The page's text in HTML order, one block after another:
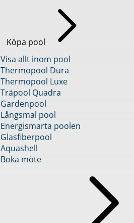
Köpa pool
Visa allt inom pool
Thermopool Dura
Thermopool Luxe
Träpool Quadra
Gardenpool
Långsmal pool
Energismarta poolen
Glasfiberpool
Aquashell
Boka möte